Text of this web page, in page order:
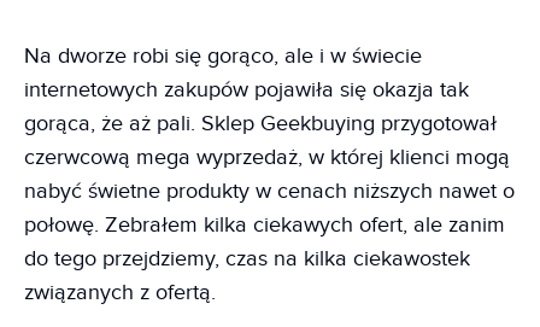
Na dworze robi się gorąco, ale i w świecie
internetowych zakupów pojawiła się okazja tak
gorąca, że aż pali. Sklep Geekbuying przygotował
czerwcową mega wyprzedaż, w której klienci mogą
nabyć świetne produkty w cenach niższych nawet o
połowę. Zebrałem kilka ciekawych ofert, ale zanim
do tego przejdziemy, czas na kilka ciekawostek
związanych z ofertą.